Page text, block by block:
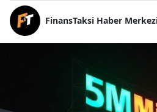
FinansTaksi Haber